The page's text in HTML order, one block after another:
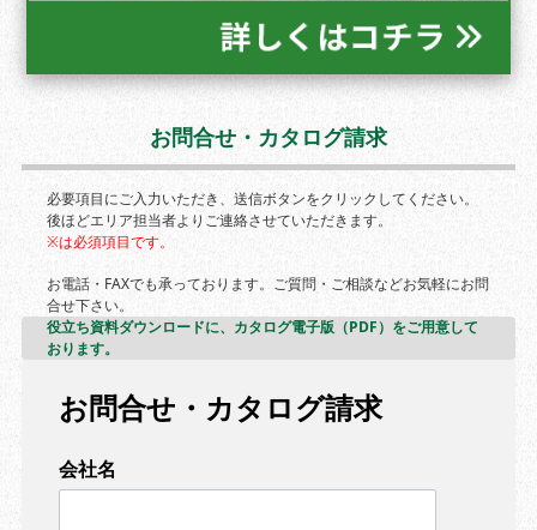
お問合せ・カタログ請求
必要項目にご入力いただき、送信ボタンをクリックしてください。
後ほどエリア担当者よりご連絡させていただきます。
※は必須項目です。
お電話・FAXでも承っております。ご質問・ご相談などお気軽にお問
合せ下さい。
役立ち資料ダウンロードに、カタログ電子版（PDF）をご用意して
おります。
お問合せ・カタログ請求
会社名